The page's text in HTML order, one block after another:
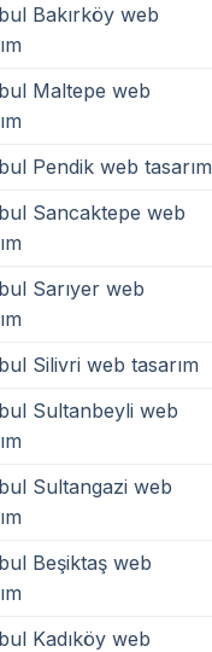
Bakırköy web
Maltepe web
Pendik web tasarım
Sancaktepe web
Sarıyer web
Silivri web tasarım
Sultanbeyli web
Sultangazi web
Beşiktaş web
Kadıköy web